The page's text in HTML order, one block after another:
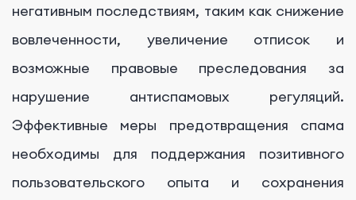
негативным последствиям, таким как снижение
вовлеченности, увеличение отписок и
возможные правовые преследования за
нарушение антиспамовых регуляций.
Эффективные меры предотвращения спама
необходимы для поддержания позитивного
пользовательского опыта и сохранения